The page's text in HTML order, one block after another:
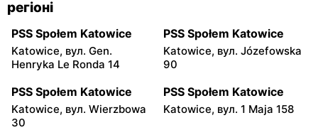
регіоні
PSS Społem Katowice
Katowice, вул. Gen.
Henryka Le Ronda 14
PSS Społem Katowice
Katowice, вул. Józefowska
90
PSS Społem Katowice
Katowice, вул. Wierzbowa
30
PSS Społem Katowice
Katowice, вул. 1 Maja 158